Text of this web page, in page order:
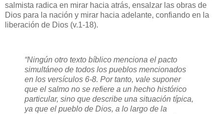
salmista radica en mirar hacia atrás, ensalzar las obras de
Dios para la nación y mirar hacia adelante, confiando en la
liberación de Dios (v.1-18).
“Ningún otro texto bíblico menciona el pacto
simultáneo de todos los pueblos mencionados
en los versículos 6-8. Por tanto, vale suponer
que el salmo no se refiere a un hecho histórico
particular, sino que describe una situación típica,
ya que el pueblo de Dios, a lo largo de la